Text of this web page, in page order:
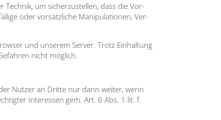
Tech­nik, um sicher­zu­stel­len, dass die Vor­
oder vor­sätz­li­che Mani­pu­la­tio­nen, Ver­
und unse­rem Ser­ver. Trotz Ein­hal­tung
nicht mög­lich.
Nut­zer an Drit­te nur dann wei­ter, wenn
Inter­es­sen gem. Art. 6 Abs. 1 lit. f.